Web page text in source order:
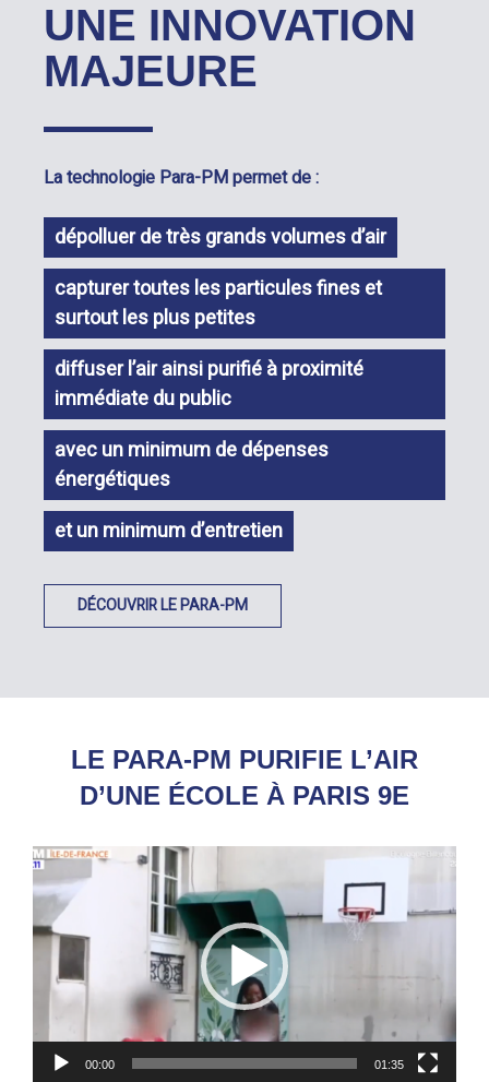
UNE INNOVATION
MAJEURE
La technologie Para-PM permet de :
dépolluer de très grands volumes d’air
capturer toutes les particules fines et
surtout les plus petites
diffuser l’air ainsi purifié à proximité
immédiate du public
avec un minimum de dépenses
énergétiques
et un minimum d’entretien
DÉCOUVRIR LE PARA-PM
LE PARA-PM PURIFIE L’AIR
D’UNE ÉCOLE À PARIS 9E
Lecteur
vidéo
00:00 01:35